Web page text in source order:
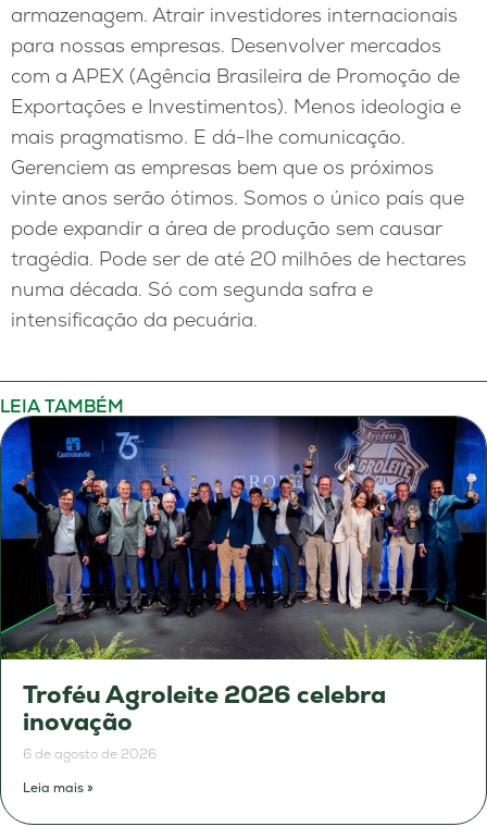
armazenagem. Atrair investidores internacionais
para nossas empresas. Desenvolver mercados
com a APEX (Agência Brasileira de Promoção de
Exportações e Investimentos). Menos ideologia e
mais pragmatismo. E dá-lhe comunicação.
Gerenciem as empresas bem que os próximos
vinte anos serão ótimos. Somos o único país que
pode expandir a área de produção sem causar
tragédia. Pode ser de até 20 milhões de hectares
numa década. Só com segunda safra e
intensificação da pecuária.
LEIA TAMBÉM
Troféu Agroleite 2026 celebra
inovação
6 de agosto de 2026
Leia mais »